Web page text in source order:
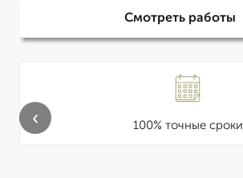
Смотреть работы
100% точные сроки
‹